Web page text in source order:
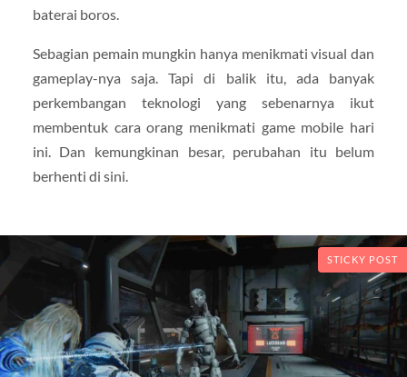
baterai boros.
Sebagian pemain mungkin hanya menikmati visual dan
gameplay-nya saja. Tapi di balik itu, ada banyak
perkembangan teknologi yang sebenarnya ikut
membentuk cara orang menikmati game mobile hari
ini. Dan kemungkinan besar, perubahan itu belum
berhenti di sini.
STICKY POST